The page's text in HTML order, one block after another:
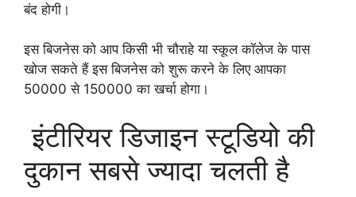
बंद होगी।
इस बिजनेस को आप किसी भी चौराहे या स्कूल कॉलेज के पास
खोज सकते हैं इस बिजनेस को शुरू करने के लिए आपका
50000 से 150000 का खर्चा होगा।
इंटीरियर डिजाइन स्टूडियो की
दुकान सबसे ज्यादा चलती है